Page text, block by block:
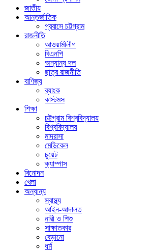
জাতীয়
আন্তর্জাতিক
প্রবাসে চট্টগ্রাম
রাজনীতি
আওয়ামীলীগ
বিএনপি
অন্যান্য দল
ছাত্র রাজনীতি
বাণিজ্য
ব্যাংক
কাস্টমস
শিক্ষা
চট্টগ্রাম বিশ্ববিদ্যালয়
বিশ্ববিদ্যালয়
মাদরাসা
মেডিকেল
চুয়েট
ক্যাম্পাস
বিনোদন
খেলা
অন্যান্য
স্বাস্থ্য
আইন-আদালত
নারী ও শিশু
সাক্ষাতকার
বেড়ানো
ধর্ম